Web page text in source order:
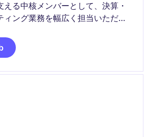
える中核メンバーとして、決算・
ィング業務を幅広く担当いただき
にも携わることができるポジショ